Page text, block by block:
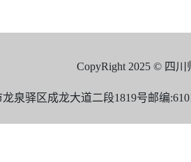
CopyRight 2025 ©
龙泉驿区成龙大道二段1819号邮编